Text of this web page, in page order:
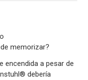
memorizar?
encendida a pesar de
debería